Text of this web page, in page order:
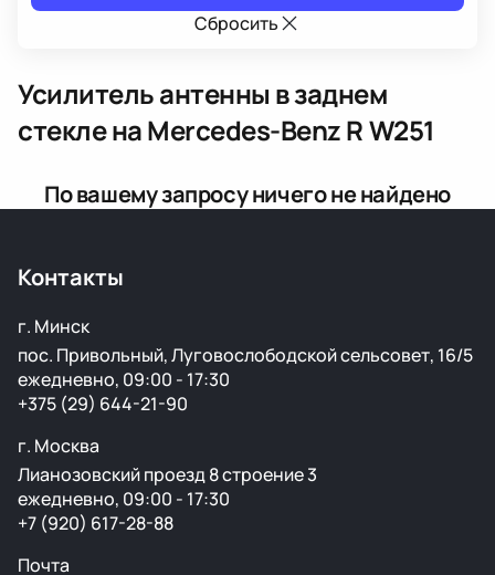
Сбросить
Усилитель антенны в заднем
стеклена Mercedes-Benz R W251
По вашему запросу ничего не найдено
Контакты
г. Минск
пос. Привольный, Луговослободской сельсовет, 16/5
ежедневно, 09:00 - 17:30
+375 (29) 644-21-90
г. Москва
Лианозовский проезд 8 строение 3
ежедневно, 09:00 - 17:30
+7 (920) 617-28-88
Почта